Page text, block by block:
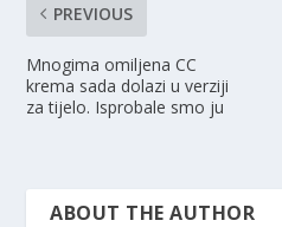
PREVIOUS
Mnogima omiljena CC
krema sada dolazi u verziji
za tijelo. Isprobale smo ju
ABOUT THE AUTHOR